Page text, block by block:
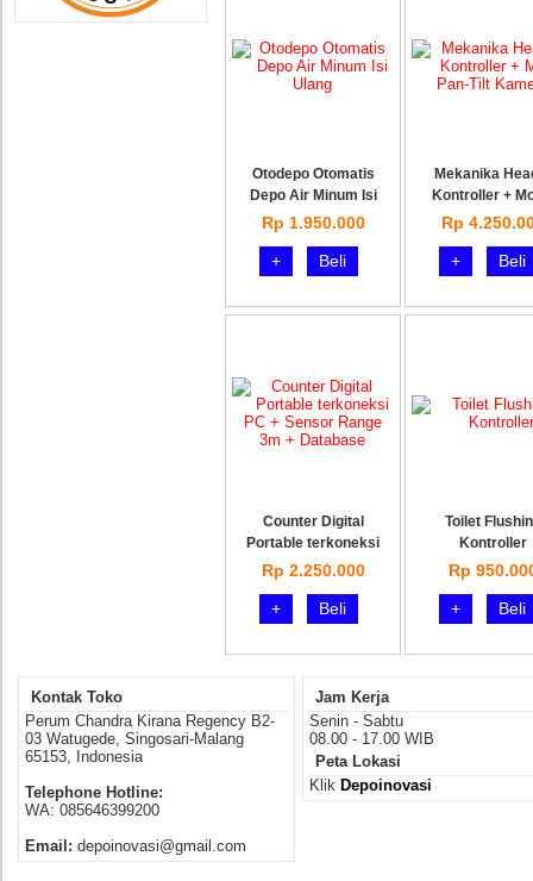
Otodepo Otomatis
Depo Air Minum Isi
Rp 1.950.000
+
Beli
Mekanika
Kontroller +
Rp
+
Beli
Counter Digital
Portable terkoneksi
Rp 2.250.000
+
Beli
Toilet
Kontroller
Rp
+
Beli
Kontak Toko
Perum Chandra Kirana Regency B2-
03 Watugede, Singosari-Malang
65153, Indonesia
Telephone Hotline:
WA: 085646399200
Email: depoinovasi@gmail.com
Jam Kerja
Senin - Sabtu
08.00 - 17.00 WIB
Peta Lokasi
Klik Depoinovasi